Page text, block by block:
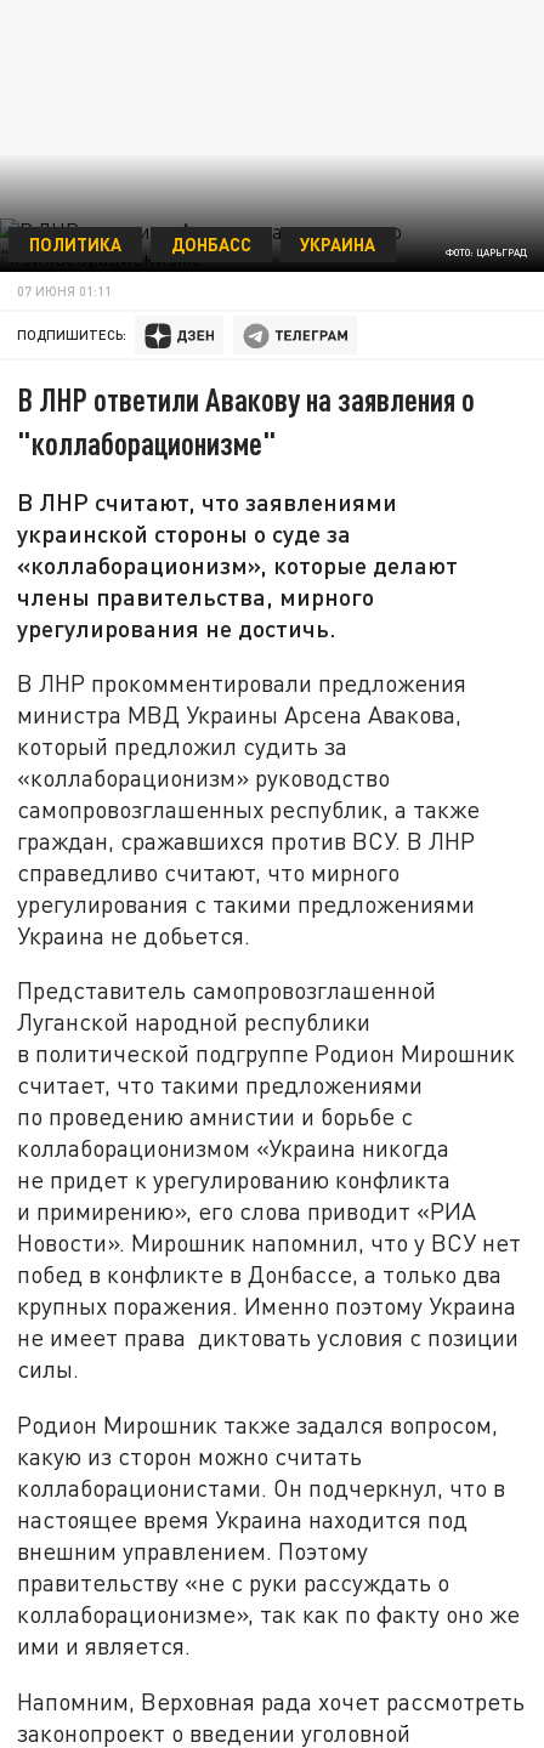
ФОТО: ЦАРЬГРАД
ПОЛИТИКА ДОНБАСС УКРАИНА
07 ИЮНЯ 01:11
ПОДПИШИТЕСЬ:
В ЛНР ответили Авакову на заявления о
"коллаборационизме"
В ЛНР считают, что заявлениями
украинской стороны о суде за
«коллаборационизм», которые делают
члены правительства, мирного
урегулирования не достичь.
В ЛНР прокомментировали предложения
министра МВД Украины Арсена Авакова,
который предложил судить за
«коллаборационизм» руководство
самопровозглашенных республик, а также
граждан, сражавшихся против ВСУ. В ЛНР
справедливо считают, что мирного
урегулирования с такими предложениями
Украина не добьется.
Представитель самопровозглашенной
Луганской народной республики
в политической подгруппе Родион Мирошник
считает, что такими предложениями
по проведению амнистии и борьбе с
коллаборационизмом «Украина никогда
не придет к урегулированию конфликта
и примирению», его слова приводит «РИА
Новости». Мирошник напомнил, что у ВСУ нет
побед в конфликте в Донбассе, а только два
крупных поражения. Именно поэтому Украина
не имеет права диктовать условия с позиции
силы.
Родион Мирошник также задался вопросом,
какую из сторон можно считать
коллаборационистами. Он подчеркнул, что в
настоящее время Украина находится под
внешним управлением. Поэтому
правительству «не с руки рассуждать о
коллаборационизме», так как по факту оно же
ими и является.
Напомним, Верховная рада хочет рассмотреть
законопроект о введении уголовной